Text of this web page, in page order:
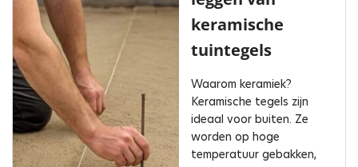
keramische
tuintegels
Waarom keramiek?
Keramische tegels zijn
ideaal voor buiten. Ze
worden op hoge
temperatuur gebakken,